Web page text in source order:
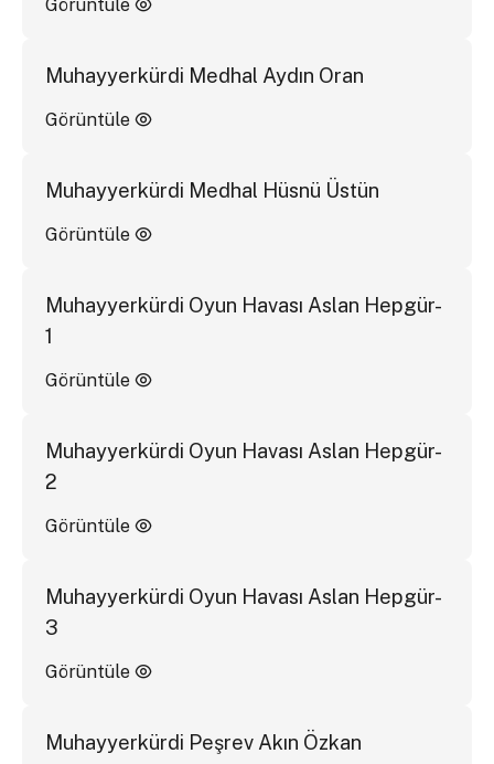
Görüntüle
Muhayyerkürdi Medhal Aydın Oran
Görüntüle
Muhayyerkürdi Medhal Hüsnü Üstün
Görüntüle
Muhayyerkürdi Oyun Havası Aslan Hepgür-
1
Görüntüle
Muhayyerkürdi Oyun Havası Aslan Hepgür-
2
Görüntüle
Muhayyerkürdi Oyun Havası Aslan Hepgür-
3
Görüntüle
Muhayyerkürdi Peşrev Akın Özkan